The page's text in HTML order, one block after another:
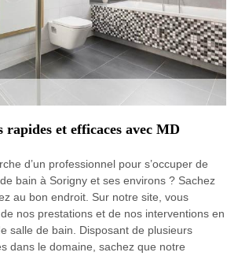
rapides et efficaces avec MD
d’un professionnel pour s’occuper de
bain à Sorigny et ses environs ? Sachez
au bon endroit. Sur notre site, vous
nos prestations et de nos interventions en
salle de bain. Disposant de plusieurs
dans le domaine, sachez que notre